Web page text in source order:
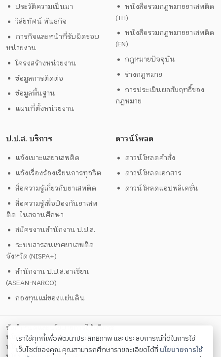
ประวัติความเป็นมา
วิสัยทัศน์ พันธกิจ
ภารกิจและหน้าที่รับผิดชอบ
หน่วยงาน
โครงสร้างหน่วยงาน
ข้อมูลการติดต่อ
ข้อมูลพื้นฐาน
แผนที่ตั้งหน่วยงาน
หนังสือรวมกฎหมายยาเสพติด
(TH)
หนังสือรวมกฎหมายยาเสพติด
(EN)
กฎหมายปัจจุบัน
ร่างกฎหมาย
การประเมินผลสัมฤทธิ์ของ
กฎหมาย
ป.ป.ส. บริการ
แจ้งเบาะแสยาเสพติด
แจ้งเรื่องร้องเรียนการทุจริต
สื่อความรู้เกี่ยวกับยาเสพติด
สื่อความรู้เพื่อป้องกันยาเสพ
ติด ในสถานศึกษา
สมัครงานสำนักงาน ป.ป.ส.
ระบบสารสนเทศยาเสพติด
จังหวัด (NISPA+)
สำนักงาน ป.ป.ส.อาเซียน
(ASEAN-NARCO)
กองทุนแม่ของแผ่นดิน
ดาวน์โหลด
ดาวน์โหลดคำสั่ง
ดาวน์โหลดเอกสาร
ดาวน์โหลดแอปพลิเคชั่น
ข้อกำหนดและนโยบายการให้บริการ
นโยบายการคุ้มครองข้อมูลส่วนบุคคล
นโยบายการรักษาความมั่นคงปลอดภัยด้วยเทคโนโลยีสารสนเทศ
เราใช้คุกกี้เพื่อพัฒนาประสิทธิภาพ และประสบการณ์ที่ดีในการใช้
เว็บไซต์ของคุณ คุณสามารถศึกษารายละเอียดได้ที่ นโยบายการใช้